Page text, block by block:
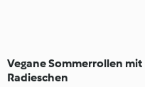
Vegane Sommerrollen mit
Radieschen